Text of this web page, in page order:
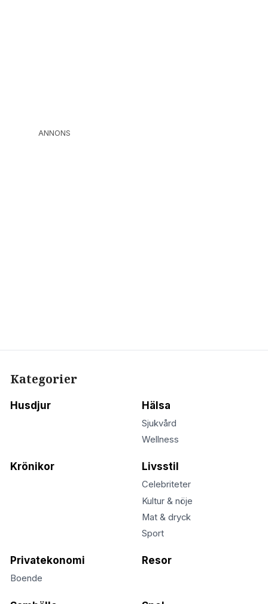
ANNONS
Kategorier
Husdjur Hälsa
Sjukvård
Wellness
Krönikor Livsstil
Celebriteter
Kultur & nöje
Mat & dryck
Sport
Privatekonomi
Boende
Resor